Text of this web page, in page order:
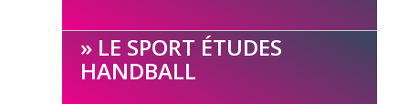
LE SPORT ÉTUDES
HANDBALL